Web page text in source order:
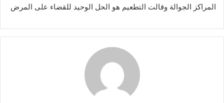
المراكز الجوالة وقالت التطعيم هو الحل الوحيد للقضاء على المرض